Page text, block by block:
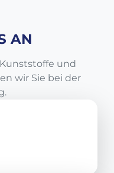
AN
und
wir Sie bei der